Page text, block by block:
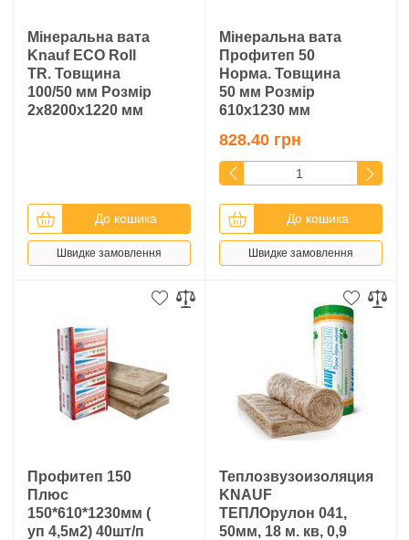
Мінеральна вата
Knauf ECO Roll
TR. Товщина
100/50 мм Розмір
2х8200х1220 мм
До кошика
Швидке замовлення
Мінеральна вата
Профитеп 50
Норма. Товщина
50 мм Розмір
610х1230 мм
828.40 грн
До кошика
Швидке замовлення
Профитеп 150
Плюс
150*610*1230мм (
уп 4,5м2) 40шт/п
Теплозвузоизоляция
KNAUF
ТЕПЛОрулон 041,
50мм, 18 м. кв, 0,9